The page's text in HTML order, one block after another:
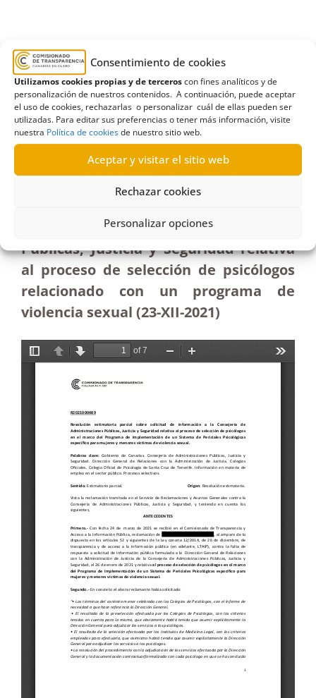
Consentimiento de cookies
Utilizamos cookies propias y de terceroscon fines analíticos y de
personalización de nuestros contenidos. A continuación, puede aceptar
el uso de cookies, rechazarlas o personalizar cuál de ellas pueden ser
utilizadas. Para editar sus preferencias o tener más información, visite
nuestra Política de cookiesde nuestro sitio web.
Aceptar y visitar el sitio web
Rechazar cookies
Personalizar opciones
R489/2021
20/08/2024
Solicitud de información al Gobierno de Canarias
sobre el proceso de selección de psicólogos
relacionado con violencia sexual| Estimación
Resolución estimatoria parcial sobre
Consejería de Administraciones
Públicas, Justicia y Seguridad relativa
al proceso de selección de psicólogos
relacionado con un programa de
violencia sexual (23-XII-2021)